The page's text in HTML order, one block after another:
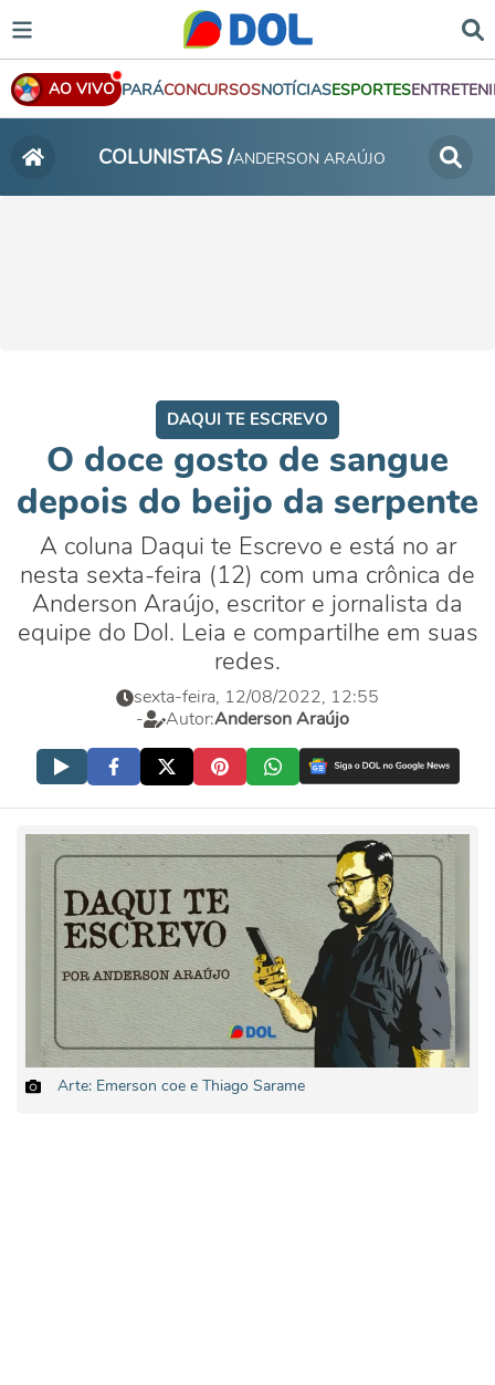
AO VIVO PARÁCONCURSOSNOTÍCIASESPORTES
COLUNISTAS /ANDERSON ARAÚJO
DAQUI TE ESCREVO
O doce gosto de sangue
depois do beijo da serpente
A coluna Daqui te Escrevo e está no ar
nesta sexta-feira (12) com uma crônica de
Anderson Araújo, escritor e jornalista da
equipe do Dol. Leia e compartilhe em suas
redes.
sexta-feira, 12/08/2022, 12:55
-
Autor:Anderson Araújo
Arte: Emerson coe e Thiago Sarame